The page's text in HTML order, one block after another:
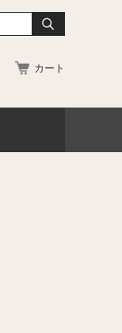
カート